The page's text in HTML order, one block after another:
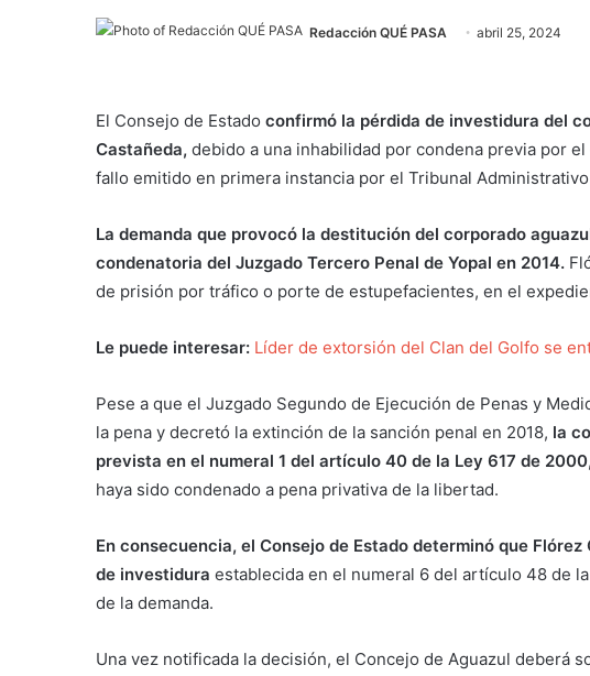
Redacción QUÉ PASA abril 25, 2024
El Consejo de Estado confirmó la pérdida de investidura del
Castañeda, debido a una inhabilidad por condena previa por
fallo emitido en primera instancia por el Tribunal
La demanda que provocó la destitución del corporado
condenatoria del Juzgado Tercero Penal de Yopal en 2014.
de prisión por tráfico o porte de estupefacientes, en el
Le puede interesar: Líder de extorsión del Clan del Golfo se
Pese a que el Juzgado Segundo de Ejecución de Penas y
la pena y decretó la extinción de la sanción penal en 2018, la
prevista en el numeral 1 del artículo 40 de la Ley 617 de 2000,
haya sido condenado a pena privativa de la libertad.
En consecuencia, el Consejo de Estado determinó que
de investidura establecida en el numeral 6 del artículo 48 de
de la demanda.
Una vez notificada la decisión, el Concejo de Aguazul deberá